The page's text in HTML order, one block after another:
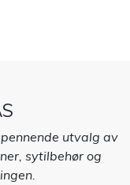
utvalg av
sytilbehør og